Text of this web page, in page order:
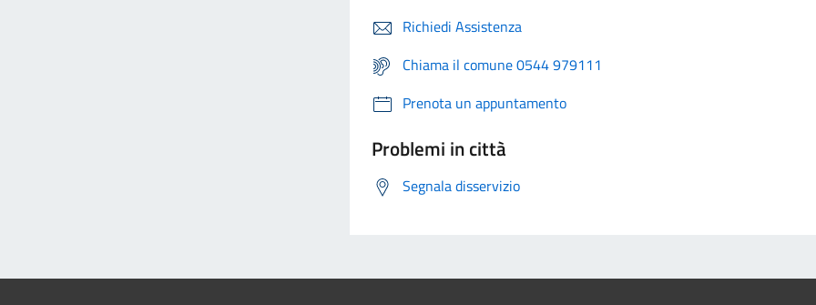
Richiedi Assistenza
Chiama il comune 0544 979111
Prenota un appuntamento
Problemi in città
Segnala disservizio